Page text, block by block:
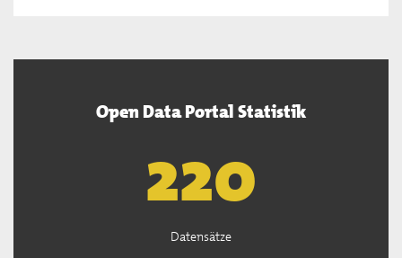
Open Data Portal Statistik
222
Datensätze